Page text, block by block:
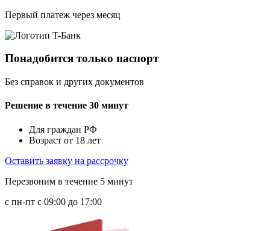
Первый платеж через месяц
Понадобится только паспорт
Без справок и других документов
Решение в течение 30 минут
Для граждан РФ
Возраст от 18 лет
Оставить заявку на рассрочку
Перезвоним в течение 5 минут
с пн-пт с 09:00 до 17:00